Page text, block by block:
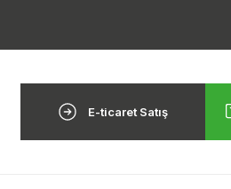
E-ticaret Satış